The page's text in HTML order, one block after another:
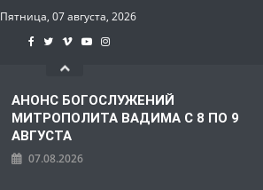
Пятница, 07 августа, 2026
АНОНС БОГОСЛУЖЕНИЙ
МИТРОПОЛИТА ВАДИМА С 8 ПО 9
АВГУСТА
07.08.2026